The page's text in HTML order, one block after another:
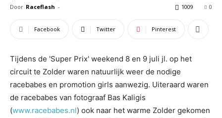
Door Raceflash - 0
1009
Facebook Twitter Pinterest
Tijdens de 'Super Prix' weekend 8 en 9 juli jl. op het
circuit te Zolder waren natuurlijk weer de nodige
racebabes en promotion girls aanwezig. Uiteraard waren
de racebabes van fotograaf Bas Kaligis
(www.racebabes.nl) ook naar het warme Zolder gekomen